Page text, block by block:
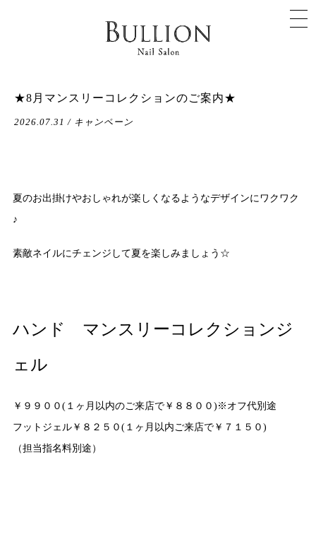
★8月マンスリーコレクションのご案内★
2026.07.31 / キャンペーン
夏のお出掛けやおしゃれが楽しくなるようなデザインにワクワク
♪
素敵ネイルにチェンジして夏を楽しみましょう☆
ハンド マンスリーコレクションジ
ェル
￥９９００(１ヶ月以内のご来店で￥８８００)※オフ代別途
フットジェル￥８２５０(１ヶ月以内ご来店で￥７１５０)
（担当指名料別途）